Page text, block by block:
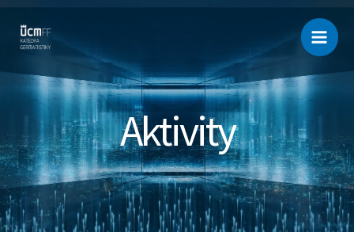
content
Aktivity